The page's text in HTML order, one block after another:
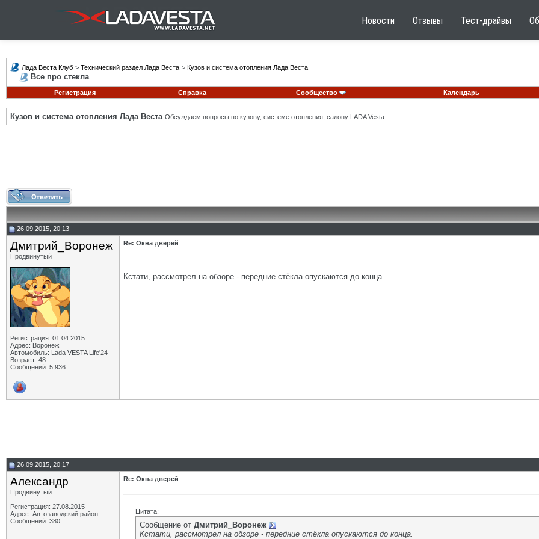
Новости Отзывы Тест-драйвы
Лада Веста Клуб > Технический раздел Лада Веста > Кузов и система отопления Лада Веста
Все про стекла
Регистрация Справка Сообщество Календарь
Кузов и система отопления Лада Веста Обсуждаем вопросы по кузову, системе отопления, салону LADA Vesta.
26.09.2015, 20:13
Дмитрий_Воронеж
Продвинутый
Регистрация: 01.04.2015
Адрес: Воронеж
Автомобиль: Lada VESTA Life'24
Возраст: 48
Сообщений: 5,936
Re: Окна дверей
Кстати, рассмотрел на обзоре - передние стёкла опускаются до конца.
26.09.2015, 20:17
Aлександр
Продвинутый
Регистрация: 27.08.2015
Адрес: Автозаводский район
Сообщений: 380
Re: Окна дверей
Цитата:
Сообщение от Дмитрий_Воронеж
Кстати, рассмотрел на обзоре - передние стёкла опускаются до конца.